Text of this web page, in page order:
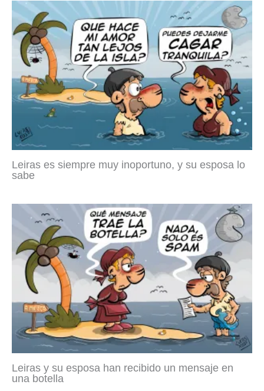
Leiras es siempre muy inoportuno, y su esposa lo
sabe
Leiras y su esposa han recibido un mensaje en
una botella